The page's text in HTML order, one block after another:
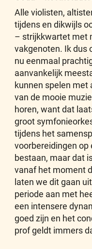
Alle violisten,
tijdens en dikwijls
– strijkkwartet met
vakgenoten. Ik dus
nu eenmaal
aanvankelijk
kunnen spelen met
van de mooie
horen, want dat
groot
tijdens het
voorbereidingen
bestaan, maar dat
vanaf het moment
laten we dit gaan
periode aan met
een intensere
goed zijn en het
prof geldt immers